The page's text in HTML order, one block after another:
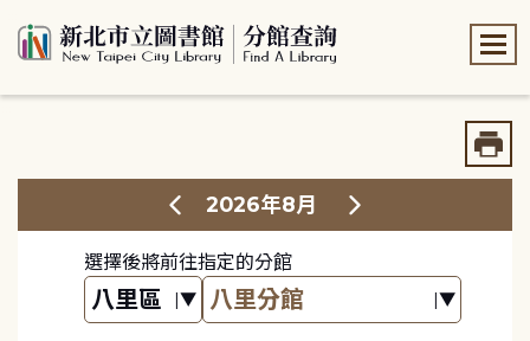
2026年8月
選擇後將前往指定的分館